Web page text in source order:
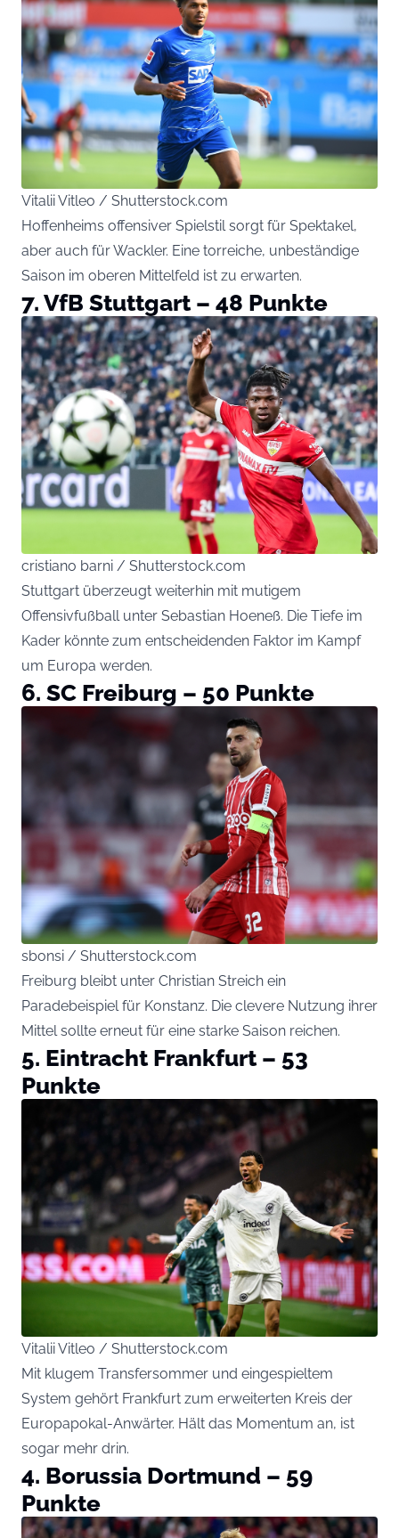
Vitalii Vitleo / Shutterstock.com
Hoffenheims offensiver Spielstil sorgt für Spektakel,
aber auch für Wackler. Eine torreiche, unbeständige
Saison im oberen Mittelfeld ist zu erwarten.
7. VfB Stuttgart – 48 Punkte
cristiano barni / Shutterstock.com
Stuttgart überzeugt weiterhin mit mutigem
Offensivfußball unter Sebastian Hoeneß. Die Tiefe im
Kader könnte zum entscheidenden Faktor im Kampf
um Europa werden.
6. SC Freiburg – 50 Punkte
sbonsi / Shutterstock.com
Freiburg bleibt unter Christian Streich ein
Paradebeispiel für Konstanz. Die clevere Nutzung ihrer
Mittel sollte erneut für eine starke Saison reichen.
5. Eintracht Frankfurt – 53
Punkte
Vitalii Vitleo / Shutterstock.com
Mit klugem Transfersommer und eingespieltem
System gehört Frankfurt zum erweiterten Kreis der
Europapokal-Anwärter. Hält das Momentum an, ist
sogar mehr drin.
4. Borussia Dortmund – 59
Punkte